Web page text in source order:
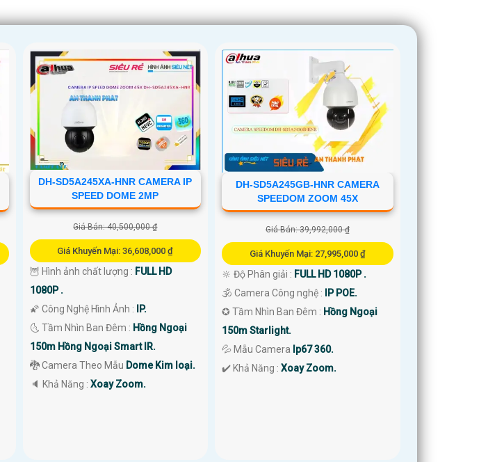
DH-SD5A245XA-HNR CAMERA IP
SPEED DOME 2MP
Giá Bán: 40,500,000 ₫
Giá Khuyến Mại: 36,608,000 ₫
🦉 Hình ảnh chất lượng : FULL HD
1080P .
🌠 Công Nghệ Hình Ảnh :
IP.
🌜 Tầm Nhìn Ban Đêm : Hồng Ngoại
150m Hồng Ngoại Smart IR.
🐉️ Camera Theo Mẫu Dome Kim loại.
️🔈 Khả Năng : Xoay Zoom.
DH-SD5A245GB-HNR CAMERA
SPEEDOM ZOOM 45X
Giá Bán: 39,992,000 ₫
Giá Khuyến Mại: 27,995,000 ₫
🔆 Độ Phân giải : FULL HD 1080P .
🕉️ Camera Công nghệ :
IP POE.
✪ Tầm Nhìn Ban Đêm : Hồng Ngoại
150m Starlight.
💦 Mẫu Camera Ip67 360.
️✔️ Khả Năng :Xoay Zoom.